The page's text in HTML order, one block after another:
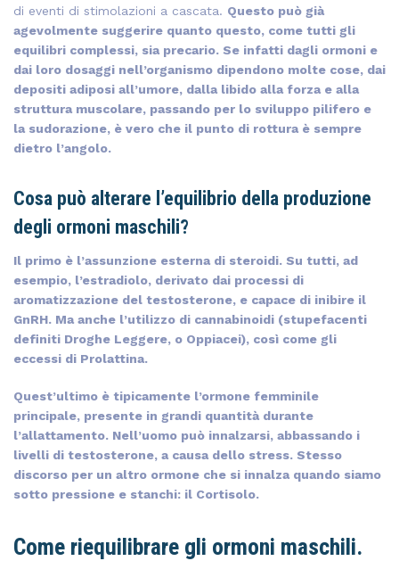
di eventi di stimolazioni a cascata. Questo può già
agevolmente suggerire quanto questo, come tutti gli
equilibri complessi, sia precario. Se infatti dagli ormoni e
dai loro dosaggi nell’organismo dipendono molte cose, dai
depositi adiposi all’umore, dalla libido alla forza e alla
struttura muscolare, passando per lo sviluppo pilifero e
la sudorazione, è vero che il punto di rottura è sempre
dietro l’angolo.
Cosa può alterare l’equilibrio della produzione
degli ormoni maschili?
Il primo è l’assunzione esterna di steroidi. Su tutti, ad
esempio, l’estradiolo, derivato dai processi di
aromatizzazione del testosterone, e capace di inibire il
GnRH. Ma anche l’utilizzo di cannabinoidi (stupefacenti
definiti Droghe Leggere, o Oppiacei), così come gli
eccessi di Prolattina.
Quest’ultimo è tipicamente l’ormone femminile
principale, presente in grandi quantità durante
l’allattamento. Nell’uomo può innalzarsi, abbassando i
livelli di testosterone, a causa dello stress. Stesso
discorso per un altro ormone che si innalza quando siamo
sotto pressione e stanchi: il Cortisolo.
Come riequilibrare gli ormoni maschili.